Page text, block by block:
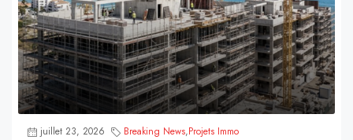
juillet 23, 2026 Breaking News,Projets Immo